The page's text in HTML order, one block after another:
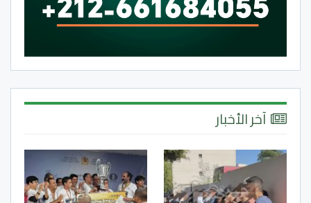
آخر الأخبار